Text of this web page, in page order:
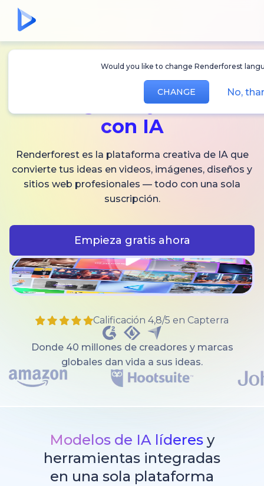
Would you like to change Renderforest
CHANGE No,
videos,
y audio
con IA
Renderforest es la plataforma creativa de IA que
convierte tus ideas en videos, imágenes, diseños y
sitios web profesionales — todo con una sola
suscripción.
Empieza gratis ahora
Calificación 4,8/5 en Capterra
Donde 40 millones de creadores y marcas
globales dan vida a sus ideas.
Modelos de IA líderes y
herramientas integradas
en una sola plataforma